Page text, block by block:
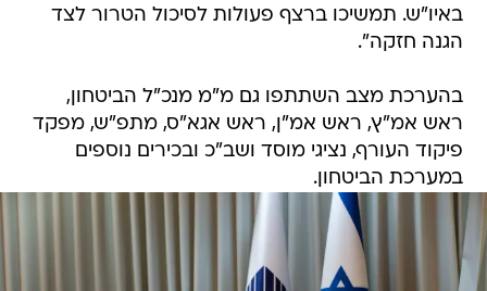
באיו"ש. תמשיכו ברצף פעולות לסיכול הטרור לצד
הגנה חזקה".
בהערכת מצב השתתפו גם מ"מ מנכ"ל הביטחון,
ראש אמ"ץ, ראש אמ"ן, ראש אגא"ס, מתפ"ש, מפקד
פיקוד העורף, נציגי מוסד ושב"כ ובכירים נוספים
במערכת הביטחון.